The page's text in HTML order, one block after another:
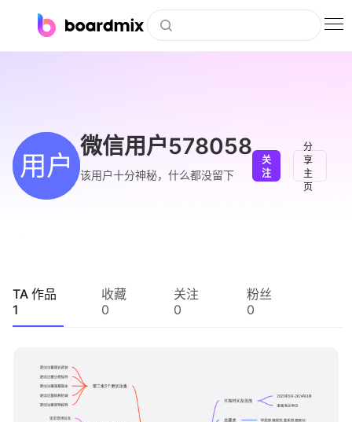
下载
会员
企业服务
知识分享社区
用户
微信用户578058
该用户十分神秘，什么都没留下
关
注
分
享
主
页
TA 作品
1
收藏
0
关注
0
粉丝
0